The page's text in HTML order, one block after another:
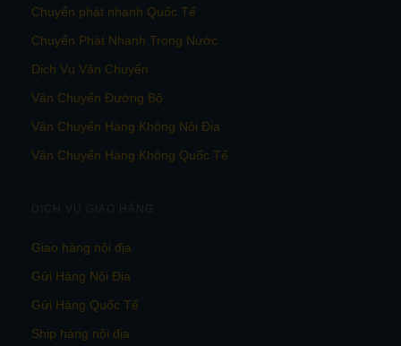
Chuyển phát nhanh Quốc Tế
Chuyển Phát Nhanh Trong Nước
Dịch Vụ Vận Chuyển
Vận Chuyển Đường Bộ
Vận Chuyển Hàng Không Nội Địa
Vận Chuyển Hàng Không Quốc Tế
DỊCH VỤ GIAO HÀNG
Giao hàng nội địa
Gửi Hàng Nội Địa
Gửi Hàng Quốc Tế
Ship hàng nội địa